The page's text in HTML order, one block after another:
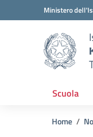
Vai ai contenuti
Vai al menu di navigazione
Ministero
Scuola
Home